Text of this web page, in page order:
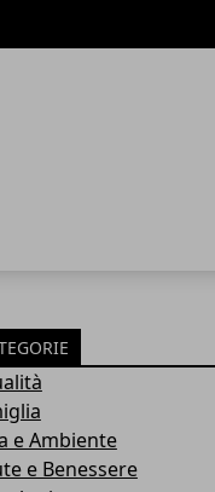
e Ambiente
e Benessere